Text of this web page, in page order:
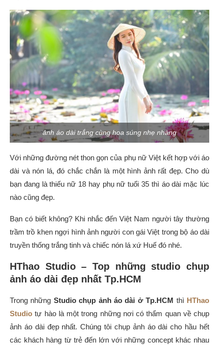
ảnh áo dài trắng cùng hoa súng nhẹ nhàng
Với những đường nét thon gọn của phụ nữ Việt kết hợp với áo
dài và nón lá, đó chắc chắn là một hình ảnh rất đẹp. Cho dù
bạn đang là thiếu nữ 18 hay phụ nữ tuổi 35 thì áo dài mặc lúc
nào cũng đẹp.
Bạn có biết không? Khi nhắc đến Việt Nam người tây thường
trầm trồ khen ngợi hình ảnh người con gái Việt trong bộ áo dài
truyền thống trắng tinh và chiếc nón lá xứ Huế đó nhé.
HThao Studio – Top những studio chụp
ảnh áo dài đẹp nhất Tp.HCM
Trong những Studio chụp ảnh áo dài ở Tp.HCM thì HThao
Studio tự hào là một trong những nơi có thẩm quan về chụp
ảnh áo dài đẹp nhất. Chúng tôi chụp ảnh áo dài cho hầu hết
các khách hàng từ trẻ đến lớn với những concept khác nhau